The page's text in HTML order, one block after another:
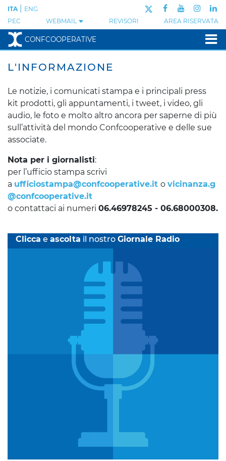
PEC WEBMAIL REVISORI AREA RISERVATA
ITA ENG
CONFCOOPERATIVE
CONFCOOPERATIVE:
L'INFORMAZIONE
Le notizie, i comunicati stampa e i principali press
kit prodotti, gli appuntamenti, i tweet, i video, gli
audio, le foto e molto altro ancora per saperne di più
sull’attività del mondo Confcooperative e delle sue
associate.
Nota per i giornalisti:
per l’ufficio stampa scrivi
a ufficiostampa@confcooperative.it o vicinanza.g
@confcooperative.it
o contattaci ai numeri 06.46978245 - 06.68000308.
Clicca e ascolta il nostro Giornale Radio